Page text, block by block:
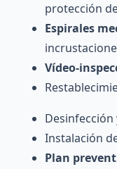
protección
Espirales
Vídeo-
Instalación
Plan